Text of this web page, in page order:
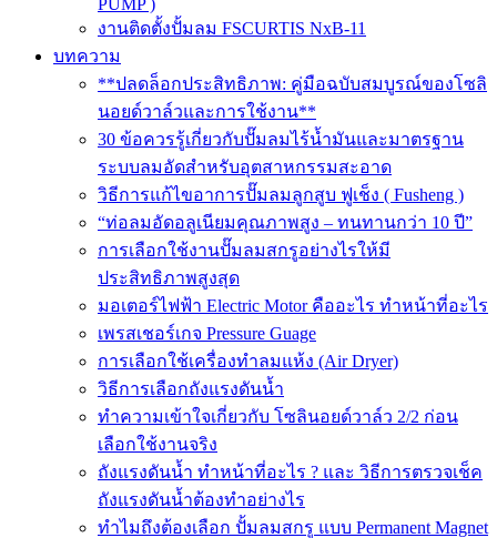
PUMP )
งานติดตั้งปั้มลม FSCURTIS NxB-11
บทความ
**ปลดล็อกประสิทธิภาพ: คู่มือฉบับสมบูรณ์ของโซลิ
นอยด์วาล์วและการใช้งาน**
30 ข้อควรรู้เกี่ยวกับปั๊มลมไร้น้ำมันและมาตรฐาน
ระบบลมอัดสำหรับอุตสาหกรรมสะอาด
วิธีการแก้ไขอาการปั๊มลมลูกสูบ ฟูเช็ง ( Fusheng )
“ท่อลมอัดอลูเนียมคุณภาพสูง – ทนทานกว่า 10 ปี”
การเลือกใช้งานปั๊มลมสกรูอย่างไรให้มี
ประสิทธิภาพสูงสุด
มอเตอร์ไฟฟ้า Electric Motor คืออะไร ทำหน้าที่อะไร
เพรสเชอร์เกจ Pressure Guage
การเลือกใช้เครื่องทำลมแห้ง (Air Dryer)
วิธีการเลือกถังแรงดันน้ำ
ทำความเข้าใจเกี่ยวกับ โซลินอยด์วาล์ว 2/2 ก่อน
เลือกใช้งานจริง
ถังแรงดันน้ำ ทำหน้าที่อะไร ? และ วิธีการตรวจเช็ค
ถังแรงดันน้ำต้องทำอย่างไร
ทำไมถึงต้องเลือก ปั้มลมสกรู แบบ Permanent Magnet